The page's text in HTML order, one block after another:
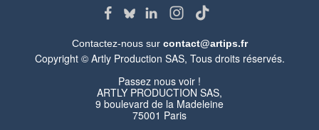
Contactez-nous sur contact@artips.fr
Copyright © Artly Production SAS, Tous droits réservés.
Passez nous voir !
ARTLY PRODUCTION SAS,
9 boulevard de la Madeleine
75001 Paris